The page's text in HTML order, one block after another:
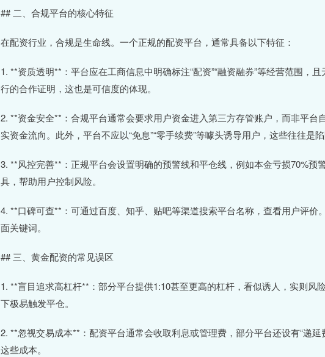
## 二、合规平台的核心特征
在配资行业，合规是生命线。一个正规的配资平台，通常具备以下特征：
1. **资质透明**：平台应在工商信息中明确标注“配资”“融资融券”等经营范围，
行的合作证明，这也是可信度的体现。
2. **资金安全**：合规平台通常会要求用户资金进入第三方存管账户，而非平
实资金流向。此外，平台不应以“免息”“零手续费”等噱头诱导用户，这些往往是陷
3. **风控完善**：正规平台会设置明确的预警线和平仓线，例如本金亏损70%预
具，帮助用户控制风险。
4. **口碑可查**：可通过百度、知乎、贴吧等渠道搜索平台名称，查看用户评价
面关键词。
## 三、黄金配资的常见误区
1. **盲目追求高杠杆**：部分平台提供1:10甚至更高的杠杆，看似诱人，实则风
下极易触发平仓。
2. **忽视交易成本**：配资平台通常会收取利息或管理费，部分平台还设有“递延
这些成本。